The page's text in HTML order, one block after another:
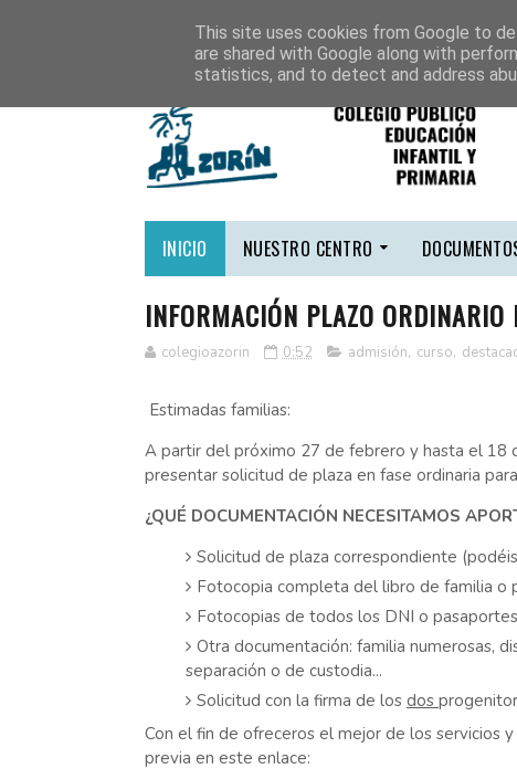
CONSEJERÍA CONTACTA
INICIO NUESTRO CENTRO
INFORMACIÓN PLAZO
colegioazorin 0:52 admisión, curso,
Estimadas familias:
A partir del próximo 27 de febrero y hasta el 18
presentar solicitud de plaza en fase ordinaria
¿QUÉ DOCUMENTACIÓN NECESITAMOS
Solicitud de plaza correspondiente
Fotocopia completa del libro de familia o
Fotocopias de todos los DNI o
Otra documentación: familia numerosas,
separación o de custodia...
Solicitud con la firma de los dos
Con el fin de ofreceros el mejor de los servicios
previa en este enlace:
This site uses cookies from Google to
are shared with Google along with
statistics, and to detect and address